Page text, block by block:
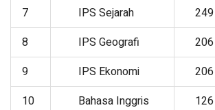
7
IPS Sejarah
249
8
IPS Geografi
206
9
IPS Ekonomi
206
10
Bahasa Inggris
126